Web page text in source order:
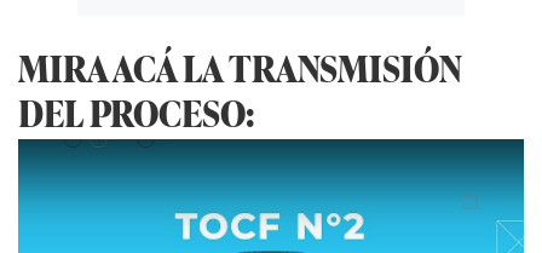
MIRA ACÁ LA TRANSMISIÓN
DEL PROCESO: